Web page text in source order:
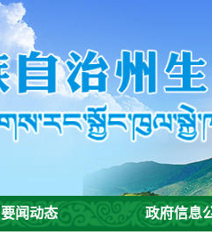
要闻动态 政府信息